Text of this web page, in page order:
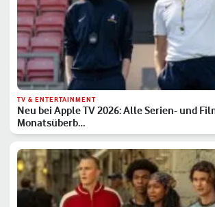
TV & ENTERTAINMENT
Neu bei Apple TV 2026: Alle Serien- und
Monatsüberb…